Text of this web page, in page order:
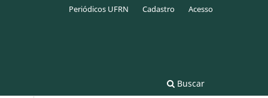
Buscar
Periódicos UFRN Cadastro Acesso